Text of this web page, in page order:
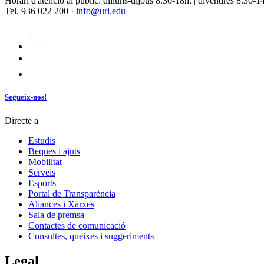
Tel. 936 022 200 · info@url.edu
Segueix-nos!
Directe a
Estudis
Beques i ajuts
Mobilitat
Serveis
Esports
Portal de Transparència
Aliances i Xarxes
Sala de premsa
Contactes de comunicació
Consultes, queixes i suggeriments
Legal